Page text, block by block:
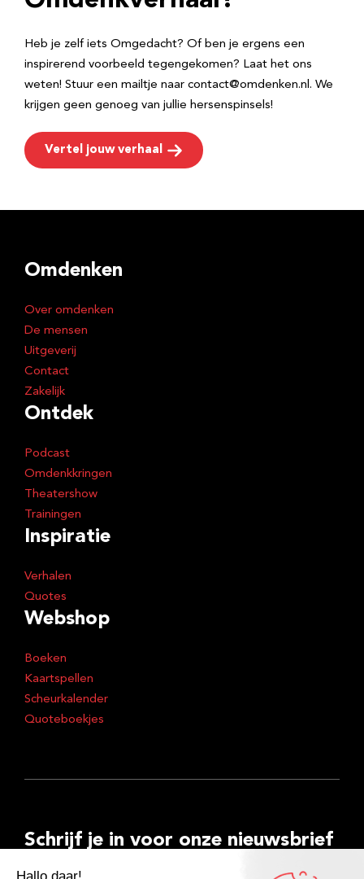
Heb je zelf iets Omgedacht? Of ben je ergens een
inspirerend voorbeeld tegengekomen? Laat het ons
weten! Stuur een mailtje naar contact@omdenken.nl. We
krijgen geen genoeg van jullie hersenspinsels!
Vertel jouw verhaal
Omdenken
Over omdenken
De mensen
Uitgeverij
Contact
Zakelijk
Ontdek
Podcast
Omdenkkringen
Theatershow
Trainingen
Inspiratie
Verhalen
Quotes
Webshop
Boeken
Kaartspellen
Scheurkalender
Quoteboekjes
Schrijf je in voor onze nieuwsbrief